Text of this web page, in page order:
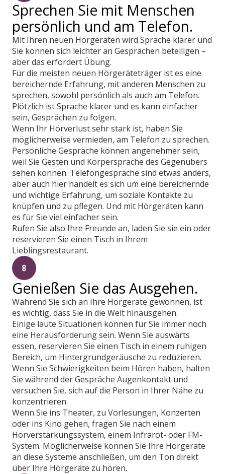
Sprechen Sie mit Menschen
persönlich und am Telefon.
Mit Ihren neuen Hörgeräten wird Sprache klarer und
Sie können sich leichter an Gesprächen beteiligen –
aber das erfordert Übung.
Für die meisten neuen Hörgeräteträger ist es eine
bereichernde Erfahrung, mit anderen Menschen zu
sprechen, sowohl persönlich als auch am Telefon.
Plötzlich ist Sprache klarer und es kann einfacher
sein, Gesprächen zu folgen.
Wenn Ihr Hörverlust sehr stark ist, haben Sie
möglicherweise vermieden, am Telefon zu sprechen.
Persönliche Gespräche können angenehmer sein,
weil Sie Gesten und Körpersprache des Gegenübers
sehen können. Telefongespräche sind etwas anders,
aber auch hier handelt es sich um eine bereichernde
und wichtige Erfahrung, um soziale Kontakte zu
knüpfen und zu pflegen. Und mit Hörgeräten kann
es für Sie viel einfacher sein.
Rufen Sie also Ihre Freunde an, laden Sie sie ein oder
reservieren Sie einen Tisch in Ihrem
Lieblingsrestaurant.
8
Genießen Sie das Ausgehen.
Während Sie sich an Ihre Hörgeräte gewöhnen, ist
es wichtig, dass Sie in die Welt hinausgehen.
Einige laute Situationen können für Sie immer noch
eine Herausforderung sein. Wenn Sie auswärts
essen, reservieren Sie einen Tisch in einem ruhigen
Bereich, um Hintergrundgeräusche zu reduzieren.
Wenn Sie Schwierigkeiten beim Hören haben, halten
Sie während der Gespräche Augenkontakt und
versuchen Sie, sich auf die Person in Ihrer Nähe zu
konzentrieren.
Wenn Sie ins Theater, zu Vorlesungen, Konzerten
oder ins Kino gehen, fragen Sie nach einem
Hörverstärkungssystem, einem Infrarot- oder FM-
System. Möglicherweise können Sie Ihre Hörgeräte
an diese Systeme anschließen, um den Ton direkt
über Ihre Hörgeräte zu hören.